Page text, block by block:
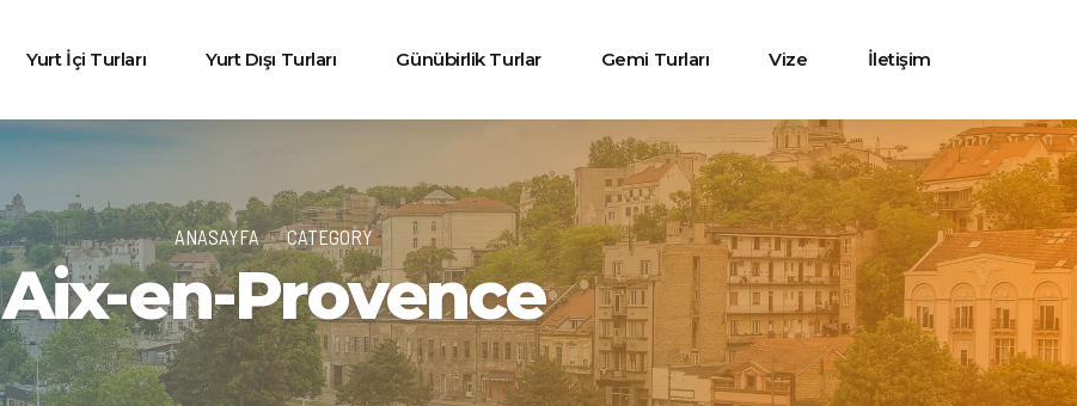
Yurt İçi Turları Yurt Dışı Turları Günübirlik Turlar Gemi Turları Vize İletişim
ANASAYFA CATEGORY
Aix-en-Provence